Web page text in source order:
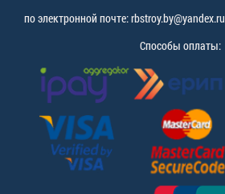
по электронной почте: rbstroy.by@yandex.ru
Способы оплаты: